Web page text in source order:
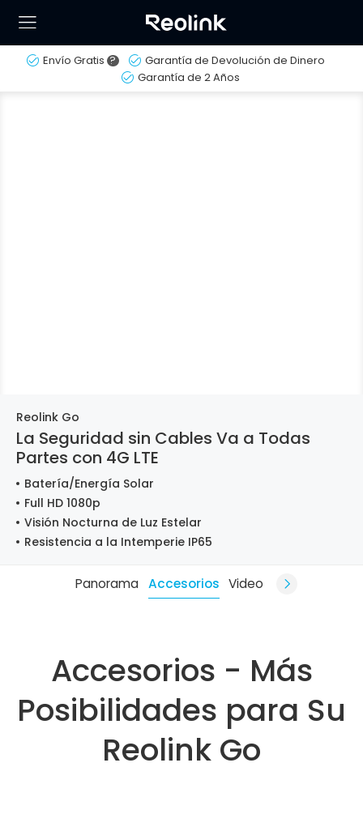
Envío Gratis ?
Garantía de Devolución de Dinero
Garantía de 2 Años
Reolink Go
La Seguridad sin Cables Va a Todas
Partes con 4G LTE
Batería/Energía Solar
Full HD 1080p
Visión Nocturna de Luz Estelar
Resistencia a la Intemperie IP65
Panorama Accesorios Video
Accesorios - Más
Posibilidades para Su
Reolink Go